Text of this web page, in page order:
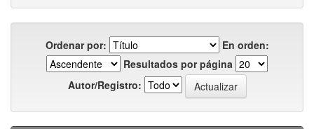
Ordenar por:
En orden:
Resultados por página
Autor/Registro: